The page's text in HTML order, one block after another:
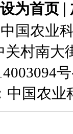
设为首页
国农业
村南大
中国农